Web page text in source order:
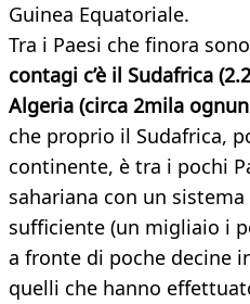
Guinea Equatoriale.
Tra i Paesi che finora sono
contagi c’è il Sudafrica
Algeria (circa 2mila
che proprio il Sudafrica,
continente, è tra i pochi
sahariana con un
sufficiente (un migliaio i
a fronte di poche decine
quelli che hanno